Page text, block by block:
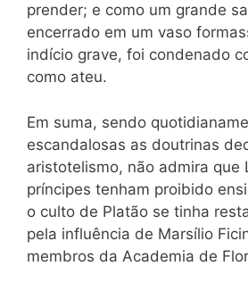
prender; e como um grande
encerrado em um vaso
indício grave, foi condenado
como ateu.
Em suma, sendo
escandalosas as doutrinas
aristotelismo, não admira que
príncipes tenham proibido
o culto de Platão se tinha
pela influência de Marsílio
membros da Academia de